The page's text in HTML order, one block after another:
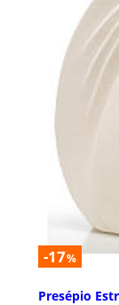
-17%
Presépio